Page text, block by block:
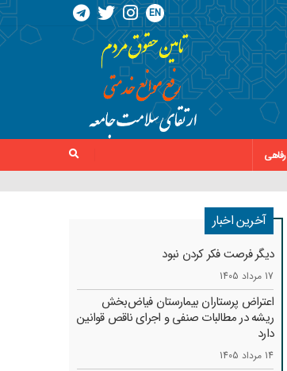
EN
رفاهی
آخرین اخبار
دیگر فرصت فکر کردن نبود
17 مرداد 1405
اعتراض پرستاران بیمارستان فیاض‌بخش
ریشه در مطالبات صنفی و اجرای ناقص قوانین
دارد
14 مرداد 1405